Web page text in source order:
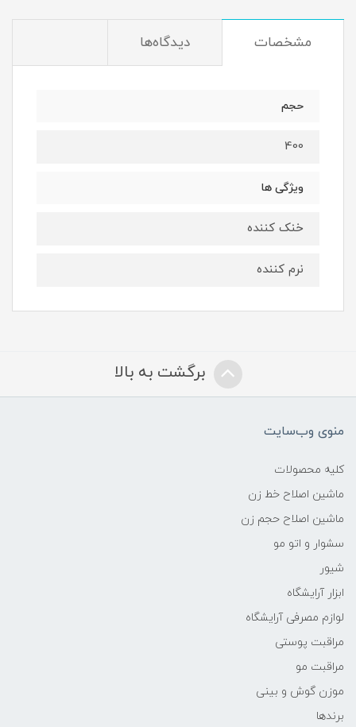
مشخصات دیدگاه‌ها
حجم
400
ویژگی ها
خنک کننده
نرم کننده
برگشت به بالا
منوی وب‌سایت
کلیه محصولات
ماشین اصلاح خط زن
ماشین اصلاح حجم زن
سشوار و اتو مو
شیور
ابزار آرایشگاه
لوازم مصرفی آرایشگاه
مراقبت پوستی
مراقبت مو
موزن گوش و بینی
برندها